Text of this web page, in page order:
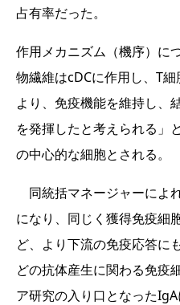
占有率だった。
作用メカニズム（機序）に
物繊維はcDCに作用し、T
より、免疫機能を維持し、
を発揮したと考えられる」
の中心的な細胞とされる。
同統括マネージャーによ
になり、同じく獲得免疫細
ど、より下流の免疫応答に
どの抗体産生に関わる免疫
ア研究の入り口となった